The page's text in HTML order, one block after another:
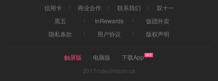
信用卡 商业合作 联系我们
双十一
黑五
InRewards
饭团外卖
隐私条款
用户协议 版权声明
触屏版 电脑版
下载App
2017©dealmoon.ca